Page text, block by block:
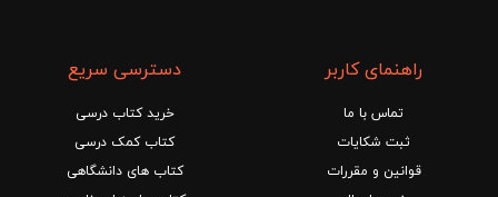
راهنمای کاربر
تماس با ما
ثبت شکایات
قوانین و مقررات
دسترسی سریع
خرید کتاب درسی
کتاب کمک درسی
کتاب های دانشگاهی